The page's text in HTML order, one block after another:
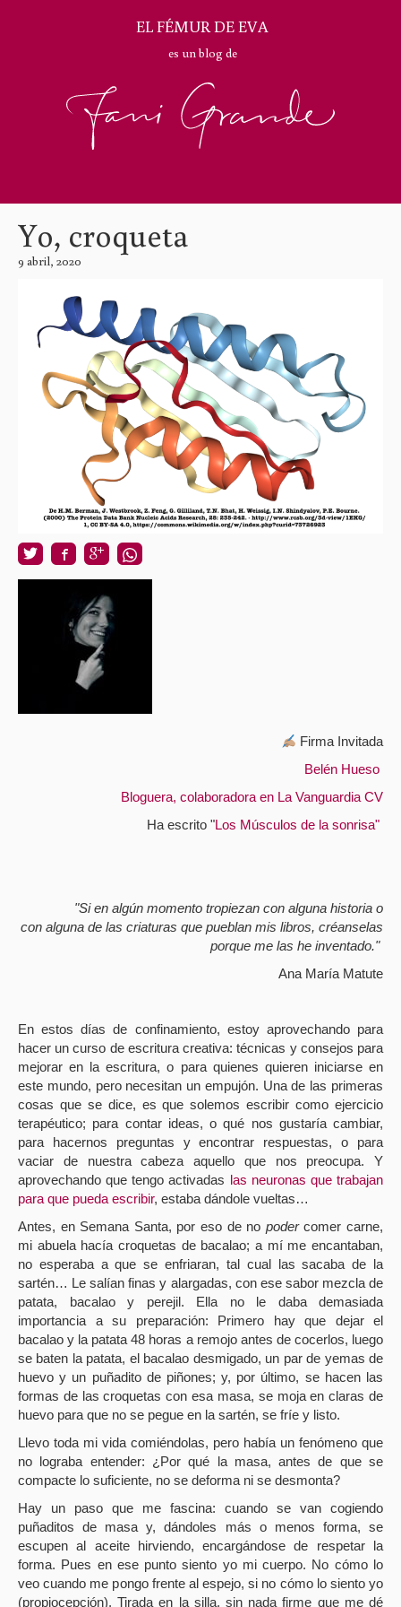
EL FÉMUR DE EVA
es un blog de
Yo, croqueta
9 abril, 2020
Firma Invitada
Belén Hueso
Bloguera, colaboradora en La Vanguardia CV
Ha escrito "Los Músculos de la sonrisa"
"Si en algún momento tropiezan con alguna historia o
con alguna de las criaturas que pueblan mis libros, créanselas
porque me las he inventado."
Ana María Matute
En estos días de confinamiento, estoy aprovechando para
hacer un curso de escritura creativa: técnicas y consejos para
mejorar en la escritura, o para quienes quieren iniciarse en
este mundo, pero necesitan un empujón. Una de las primeras
cosas que se dice, es que solemosescribir como ejercicio
terapéutico; para contar ideas, o qué nos gustaría cambiar,
para hacernos preguntas y encontrar respuestas, o para
vaciar de nuestra cabeza aquello que nos preocupa. Y
aprovechando que tengo activadas las neuronas que trabajan
para que pueda escribir, estaba dándole vueltas…
Antes, en Semana Santa, por eso de no podercomer carne,
mi abuela hacía croquetas de bacalao; a mí me encantaban,
no esperaba a que se enfriaran, tal cual las sacaba de la
sartén… Le salían finas y alargadas, con ese sabor mezcla de
patata, bacalao y perejil. Ella no le daba demasiada
importancia a su preparación: Primero hay que dejar el
bacalao y la patata 48 horas a remojo antes de cocerlos, luego
se baten la patata, el bacalao desmigado, un par de yemas de
huevo y un puñadito de piñones; y, por último, se hacen las
formas de las croquetas con esa masa, se moja en claras de
huevo para que no se pegue en la sartén, se fríe y listo.
Llevo toda mi vida comiéndolas, pero había un fenómeno que
no lograba entender: ¿Por qué la masa, antes de que se
compacte lo suficiente, no se deforma ni se desmonta?
Hay un paso que me fascina: cuando se van cogiendo
puñaditos de masa y, dándoles más o menos forma, se
escupen al aceite hirviendo, encargándose de respetar la
forma. Pues en ese punto siento yo mi cuerpo. No cómo lo
veo cuando me pongo frente al espejo, si no cómo lo siento yo
(propiocepción). Tirada en la silla, sin nada firme que me dé